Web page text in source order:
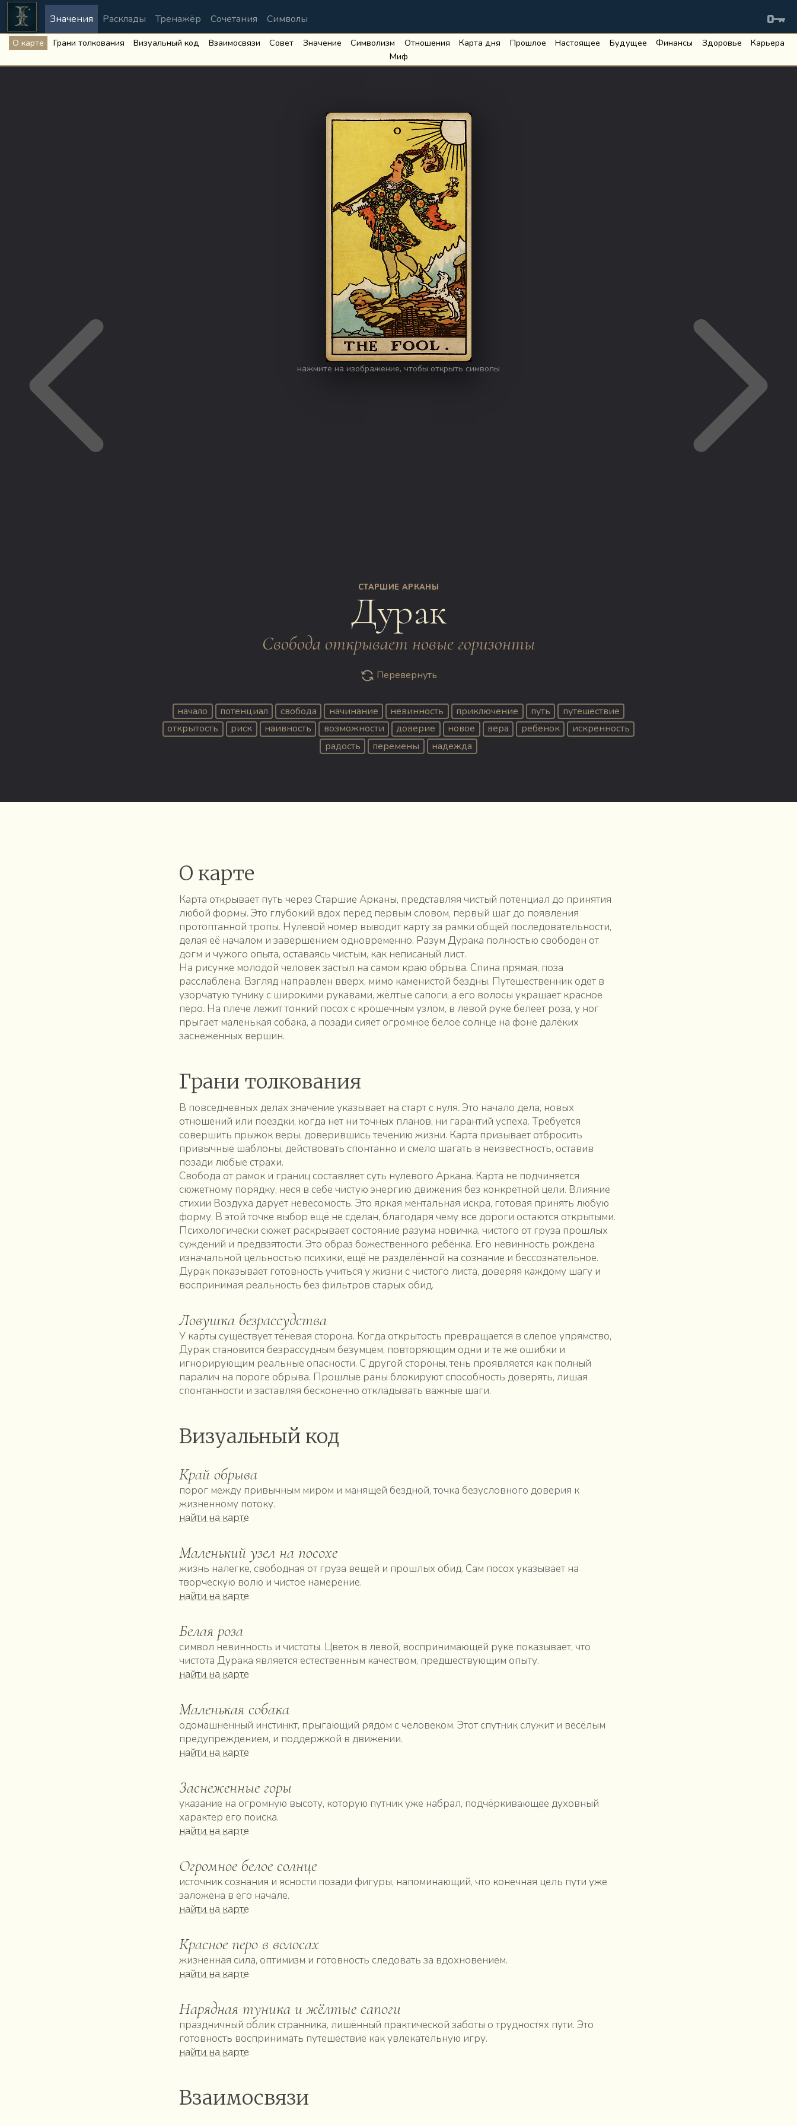
Значения Расклады Тренажёр Сочетания Символы
О карте Грани толкования Визуальный код Взаимосвязи Совет Значение Символизм Отношения Карта дня Прошлое Настоящее Будущее Финансы Здоровье
Карьера
Миф
нажмите на изображение, чтобы открыть символы
СТАРШИЕ АРКАНЫ
Дурак
Свобода открывает новые горизонты
Перевернуть
начало потенциал свобода начинание невинность приключение путь
путешествие
открытость
риск наивность возможности доверие новое вера ребенок
искренность
радость
перемены надежда
О карте
Карта открывает путь через Старшие Арканы, представляя чистый потенциал до принятия
любой формы. Это глубокий вдох перед первым словом, первый шаг до появления
протоптанной тропы. Нулевой номер выводит карту за рамки общей последовательности,
делая её началом и завершением одновременно. Разум Дурака полностью свободен от
догм и чужого опыта, оставаясь чистым, как неписаный лист.
На рисунке молодой человек застыл на самом краю обрыва. Спина прямая, поза
расслаблена. Взгляд направлен вверх, мимо каменистой бездны. Путешественник одет в
узорчатую тунику с широкими рукавами, жёлтые сапоги, а его волосы украшает красное
перо. На плече лежит тонкий посох с крошечным узлом, в левой руке белеет роза, у ног
прыгает маленькая собака, а позади сияет огромное белое солнце на фоне далёких
заснеженных вершин.
Грани толкования
В повседневных делах значение указывает на старт с нуля. Это начало дела, новых
отношений или поездки, когда нет ни точных планов, ни гарантий успеха. Требуется
совершить прыжок веры, доверившись течению жизни. Карта призывает отбросить
привычные шаблоны, действовать спонтанно и смело шагать в неизвестность, оставив
позади любые страхи.
Свобода от рамок и границ составляет суть нулевого Аркана. Карта не подчиняется
сюжетному порядку, неся в себе чистую энергию движения без конкретной цели. Влияние
стихии Воздуха дарует невесомость. Это яркая ментальная искра, готовая принять любую
форму. В этой точке выбор ещё не сделан, благодаря чему все дороги остаются открытыми.
Психологически сюжет раскрывает состояние разума новичка, чистого от груза прошлых
суждений и предвзятости. Это образ божественного ребёнка. Его невинность рождена
изначальной цельностью психики, ещё не разделённой на сознание и бессознательное.
Дурак показывает готовность учиться у жизни с чистого листа, доверяя каждому шагу и
воспринимая реальность без фильтров старых обид.
Ловушка безрассудства
У карты существует теневая сторона. Когда открытость превращается в слепое упрямство,
Дурак становится безрассудным безумцем, повторяющим одни и те же ошибки и
игнорирующим реальные опасности. С другой стороны, тень проявляется как полный
паралич на пороге обрыва. Прошлые раны блокируют способность доверять, лишая
спонтанности и заставляя бесконечно откладывать важные шаги.
Визуальный код
Край обрыва
порог между привычным миром и манящей бездной, точка безусловного доверия к
жизненному потоку.
найти на карте
Маленький узел на посохе
жизнь налегке, свободная от груза вещей и прошлых обид. Сам посох указывает на
творческую волю и чистое намерение.
найти на карте
Белая роза
символ невинность и чистоты. Цветок в левой, воспринимающей руке показывает, что
чистота Дурака является естественным качеством, предшествующим опыту.
найти на карте
Маленькая собака
одомашненный инстинкт, прыгающий рядом с человеком. Этот спутник служит и весёлым
предупреждением, и поддержкой в движении.
найти на карте
Заснеженные горы
указание на огромную высоту, которую путник уже набрал, подчёркивающее духовный
характер его поиска.
найти на карте
Огромное белое солнце
источник сознания и ясности позади фигуры, напоминающий, что конечная цель пути уже
заложена в его начале.
найти на карте
Красное перо в волосах
жизненная сила, оптимизм и готовность следовать за вдохновением.
найти на карте
Нарядная туника и жёлтые сапоги
праздничный облик странника, лишённый практической заботы о трудностях пути. Это
готовность воспринимать путешествие как увлекательную игру.
найти на карте
Взаимосвязи